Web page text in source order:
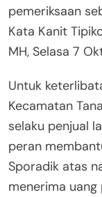
pemeriksaan
Kata Kanit
MH, Selasa 7
Untuk
Kecamatan
selaku penjual
peran
Sporadik atas
menerima